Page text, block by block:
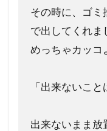
その時に、ゴミ
で出してくれま
めっちゃカッコ
「出来ないこと
出来ないまま放